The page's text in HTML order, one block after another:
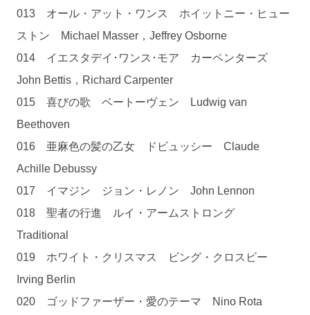
013 オール・アット・ワンス ホイットニー・ヒュー
ストン Michael Masser，Jeffrey Osborne
014 イエスタデイ･ワンス･モア カーペンターズ
John Bettis，Richard Carpenter
015 喜びの歌 ベートーヴェン Ludwig van
Beethoven
016 亜麻色の髪の乙女 ドビュッシー Claude
Achille Debussy
017 イマジン ジョン・レノン John Lennon
018 聖者の行進 ルイ・アームストロング
Traditional
019 ホワイト・クリスマス ビング・クロスビー
Irving Berlin
020 ゴッドファーザー・愛のテーマ Nino Rota